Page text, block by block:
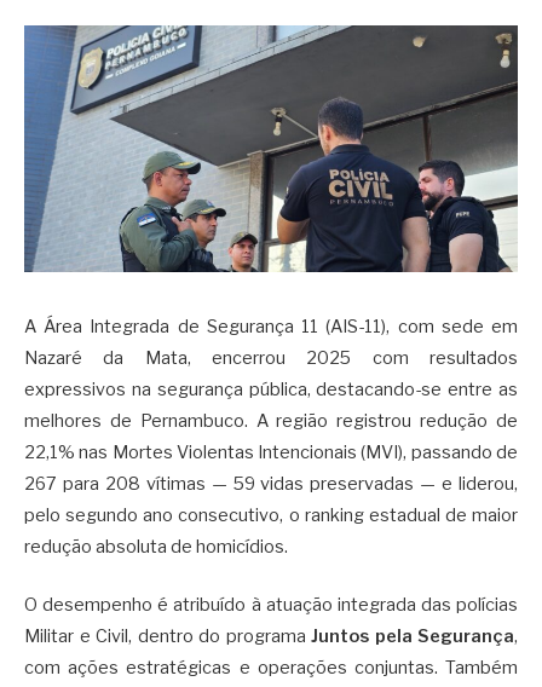
A Área Integrada de Segurança 11 (AIS-11), com sede em
Nazaré da Mata, encerrou 2025 com resultados
expressivos na segurança pública, destacando-se entre as
melhores de Pernambuco. A região registrou redução de
22,1% nas Mortes Violentas Intencionais (MVI), passando de
267 para 208 vítimas — 59 vidas preservadas — e liderou,
pelo segundo ano consecutivo, o ranking estadual de maior
redução absoluta de homicídios.
O desempenho é atribuído à atuação integrada das polícias
Militar e Civil, dentro do programa Juntos pela Segurança,
com ações estratégicas e operações conjuntas. Também